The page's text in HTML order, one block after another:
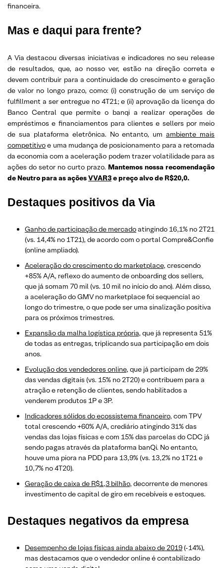
financeira.
Mas e daqui para frente?
A Via destacou diversas iniciativas e indicadores no seu release
de resultados, que, ao nosso ver, estão na direção correta e
devem contribuir para a continuidade do crescimento e geração
de valor no longo prazo, como: (i) construção de um serviço de
fulfillment a ser entregue no 4T21; e (ii) aprovação da licença do
Banco Central que permite o banqi a realizar operações de
empréstimos e financiamentos para clientes e sellers por meio
de sua plataforma eletrônica. No entanto, umambiente mais
competitivoe uma mudança de posicionamento para a retomada
da economia com a aceleração podem trazer volatilidade para as
ações do setor no curto prazo. Mantemos nossa recomendação
de Neutro para as açõesVVAR3e preço alvo de R$20,0.
Destaques positivos da Via
Ganho de participação de mercadoatingindo 16,1% no 2T21
(vs. 14,4% no 1T21), de acordo com o portal Compre&Confie
(online ampliado).
Aceleração do crescimento do marketplace, crescendo
+85% A/A, reflexo do aumento de onboarding dos sellers,
que já somam 70 mil (vs. 10 mil no início do ano). Além disso,
a aceleração do GMV no marketplace foi sequencial ao
longo do trimestre, o que pode ser uma sinalização positiva
para os próximos trimestres.
Expansão da malha logística própria, que já representa 51%
de todas as entregas, triplicando sua participação em dois
anos.
Evolução dos vendedores online, que já participam de 29%
das vendas digitais (vs. 15% no 2T20) e contribuem para a
atração e retenção de clientes, sendo habilitados a
venderem produtos 1P e 3P.
Indicadores sólidos do ecossistema financeiro, com TPV
total crescendo +60% A/A, crediário atingindo 31% das
vendas das lojas físicas e com 15% das parcelas do CDC já
sendo pagas através da plataforma banQi. No entanto,
houve uma piora na PDD para 13,9% (vs. 13,2% no 1T21 e
10,7% no 4T20).
Geração de caixa de R$1,3 bilhão, decorrente de menores
investimento de capital de giro em recebíveis e estoques.
Destaques negativos da empresa
Desempenho de lojas físicas ainda abaixo de 2019(-14%),
mas destacamos que o vendedor online é contabilizado